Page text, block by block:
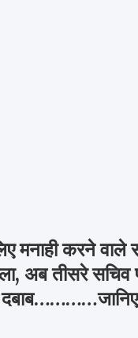
करने वाले
अब तीसरे सचिव